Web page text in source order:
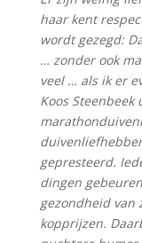
haar kent
wordt gezegd:
… zonder ook
veel … als ik er
Koos Steenbeek
gepresteerd.
dingen
gezondheid van
kopprijzen.